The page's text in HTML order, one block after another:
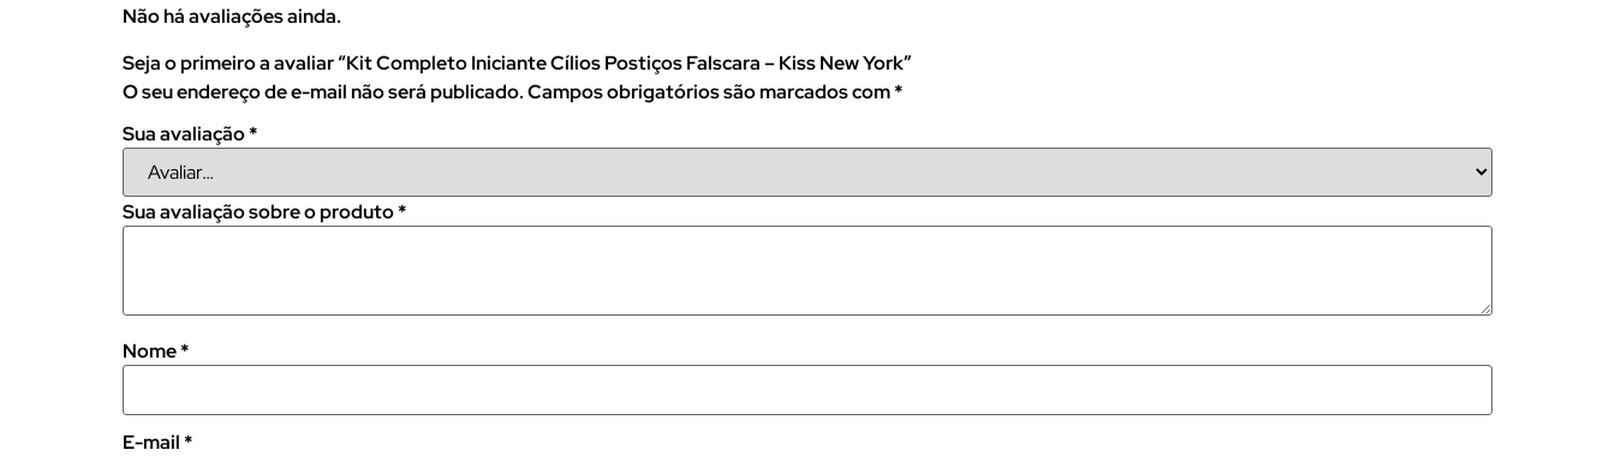
Não há avaliações ainda.
Seja o primeiro a avaliar “Kit Completo Iniciante Cílios Postiços Falscara – Kiss New York”
O seu endereço de e-mail não será publicado.Campos obrigatórios são marcados com*
Sua avaliação*
Sua avaliação sobre o produto*
Nome*
E-mail *